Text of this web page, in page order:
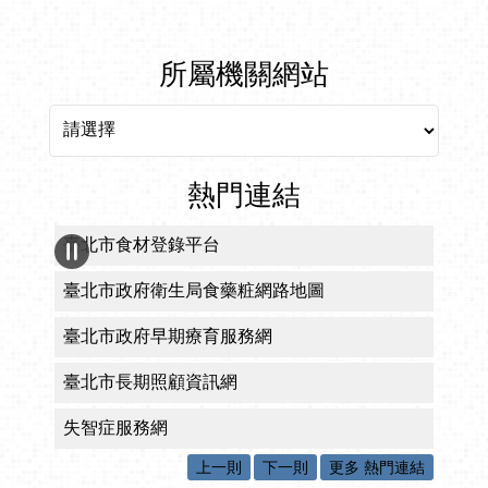
所屬機關網站
熱門連結
臺北市食材登錄平台
臺北市政府衛生局食藥粧網路地圖
臺北市政府早期療育服務網
臺北市長期照顧資訊網
失智症服務網
上一則 下一則 更多 熱門連結